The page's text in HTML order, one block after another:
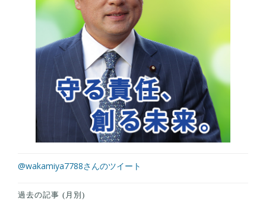
@wakamiya7788さんのツイート
過去の記事 (月別)